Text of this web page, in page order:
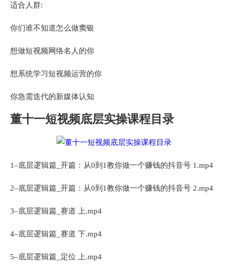
适合人群:
你们谁不知道怎么做窦银
想做短视频网络名人的你
想系统学习短视频运营的你
你急需迭代的新媒体认知
董十一短视频底层实操课程目录
1–底层逻辑篇_开篇：从0到1教你做一个赚钱的抖音号 1.mp4
2–底层逻辑篇_开篇：从0到1教你做一个赚钱的抖音号 2.mp4
3–底层逻辑篇_赛道 上.mp4
4–底层逻辑篇_赛道 下.mp4
5–底层逻辑篇_定位 上.mp4